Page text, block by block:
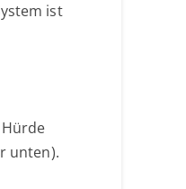
ist
unten).